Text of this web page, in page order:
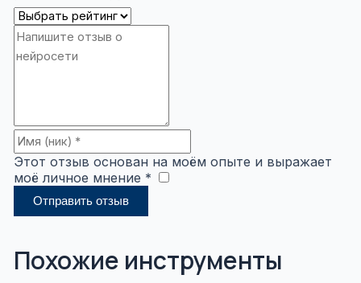
Этот отзыв основан на моём опыте и выражает
моё личное мнение *
Отправить отзыв
Похожие инструменты